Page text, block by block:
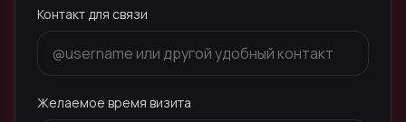
Контакт для связи
Желаемое время визита